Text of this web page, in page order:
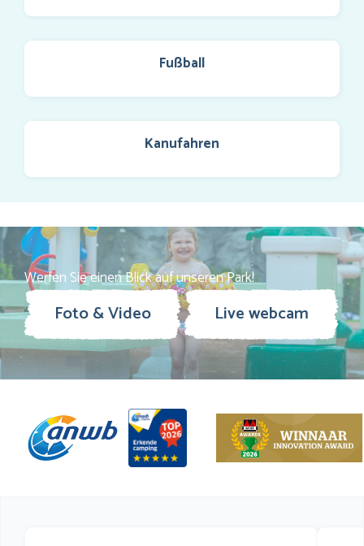
Fußball
Kanufahren
Werfen Sie einen Blick auf unseren Park!
Foto & Video Live webcam